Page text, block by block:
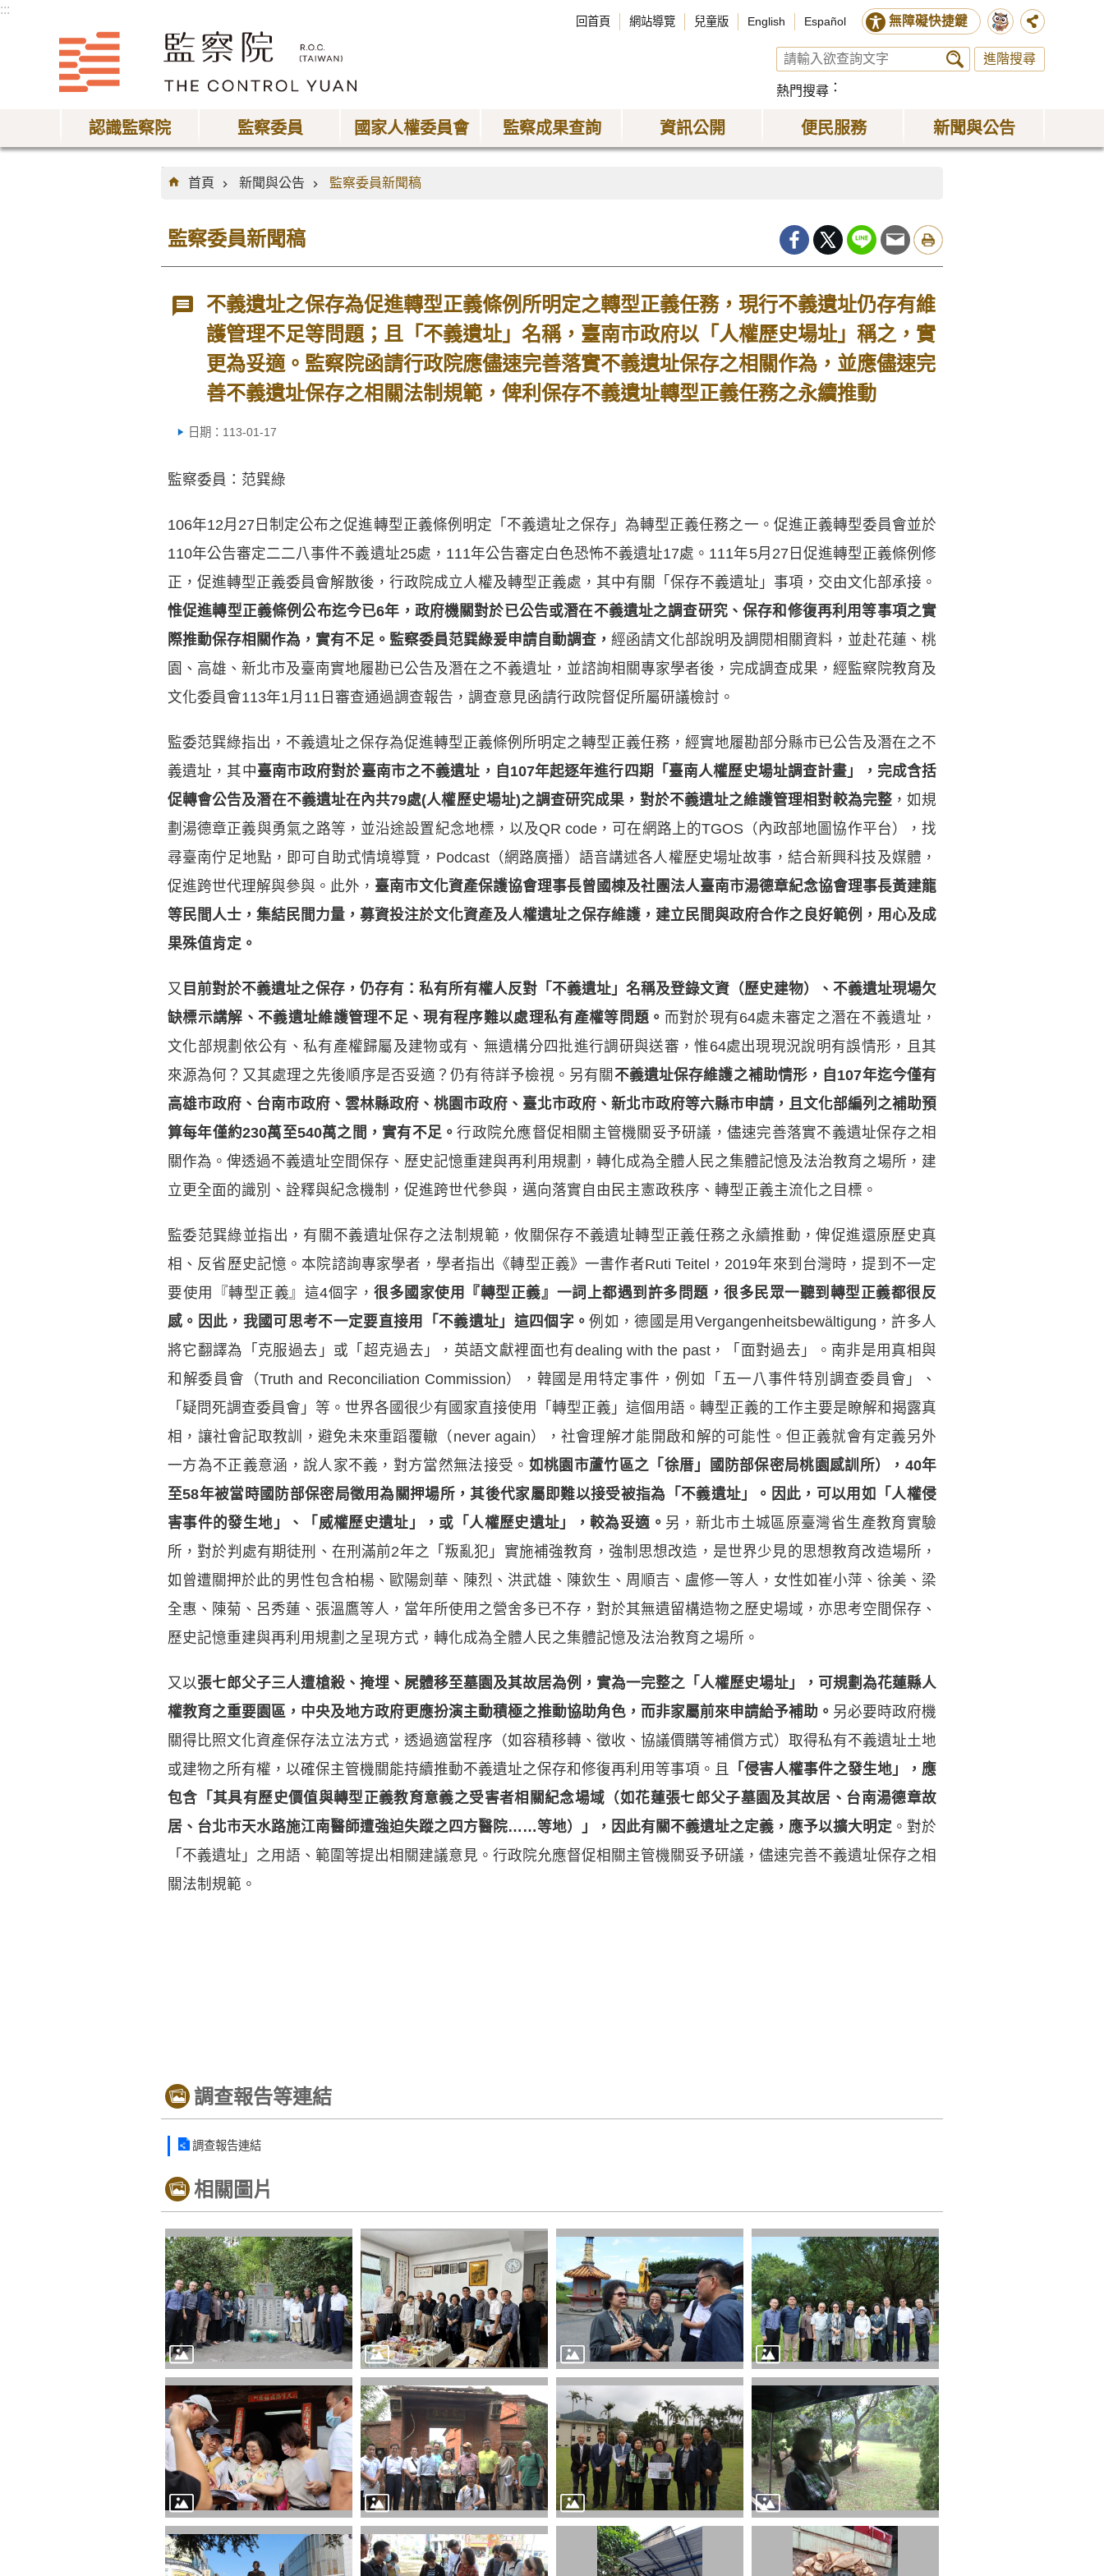
:::
回首頁 網站導覽 兒童版 English Español 無障礙快捷鍵
進階搜尋
熱門搜尋
認識監察院 監察委員 國家人權委員會 監察成果查詢 資訊公開 便民服務 新聞與公告
:::
首頁
新聞與公告 監察委員新聞稿
監察委員新聞稿
不義遺址之保存為促進轉型正義條例所明定之轉型正義任務，現行不義遺址仍存有維
護管理不足等問題；且「不義遺址」名稱，臺南市政府以「人權歷史場址」稱之，實
更為妥適。監察院函請行政院應儘速完善落實不義遺址保存之相關作為，並應儘速完
善不義遺址保存之相關法制規範，俾利保存不義遺址轉型正義任務之永續推動
日期：113-01-17
監察委員：范巽綠
106年12月27日制定公布之促進轉型正義條例明定「不義遺址之保存」為轉型正義任務之一。促進正義轉型委員會並於
110年公告審定二二八事件不義遺址25處，111年公告審定白色恐怖不義遺址17處。111年5月27日促進轉型正義條例修
正，促進轉型正義委員會解散後，行政院成立人權及轉型正義處，其中有關「保存不義遺址」事項，交由文化部承接。
惟促進轉型正義條例公布迄今已6年，政府機關對於已公告或潛在不義遺址之調查研究、保存和修復再利用等事項之實
際推動保存相關作為，實有不足。監察委員范巽綠爰申請自動調查， 經函請文化部說明及調閱相關資料，並赴花蓮、桃
園、高雄、新北市及臺南實地履勘已公告及潛在之不義遺址，並諮詢相關專家學者後，完成調查成果，經監察院教育及
文化委員會113年1月11日審查通過調查報告，調查意見函請行政院督促所屬研議檢討。
監委范巽綠指出，不義遺址之保存為促進轉型正義條例所明定之轉型正義任務，經實地履勘部分縣市已公告及潛在之不
義遺址，其中臺南市政府對於臺南市之不義遺址，自107年起逐年進行四期「臺南人權歷史場址調查計畫」，完成含括
促轉會公告及潛在不義遺址在內共79處(人權歷史場址)之調查研究成果，對於不義遺址之維護管理相對較為完整，如規
劃湯德章正義與勇氣之路等，並沿途設置紀念地標，以及QR code，可在網路上的TGOS（內政部地圖協作平台），找
尋臺南佇足地點，即可自助式情境導覽，Podcast（網路廣播）語音講述各人權歷史場址故事，結合新興科技及媒體，
促進跨世代理解與參與。此外， 臺南市文化資產保護協會理事長曾國棟及社團法人臺南市湯德章紀念協會理事長黃建龍
等民間人士，集結民間力量，募資投注於文化資產及人權遺址之保存維護，建立民間與政府合作之良好範例，用心及成
果殊值肯定。
又 目前對於不義遺址之保存，仍存有：私有所有權人反對「不義遺址」名稱及登錄文資（歷史建物）、不義遺址現場欠
缺標示講解、不義遺址維護管理不足、現有程序難以處理私有產權等問題。 而對於現有64處未審定之潛在不義遺址，
文化部規劃依公有、私有產權歸屬及建物或有、無遺構分四批進行調研與送審，惟64處出現現況說明有誤情形，且其
來源為何？又其處理之先後順序是否妥適？仍有待詳予檢視。另有關 不義遺址保存維護之補助情形，自107年迄今僅有
高雄市政府、台南市政府、雲林縣政府、桃園市政府、臺北市政府、新北市政府等六縣市申請，且文化部編列之補助預
算每年僅約230萬至540萬之間，實有不足。行政院允應督促相關主管機關妥予研議，儘速完善落實不義遺址保存之相
關作為。俾透過不義遺址空間保存、歷史記憶重建與再利用規劃，轉化成為全體人民之集體記憶及法治教育之場所，建
立更全面的識別、詮釋與紀念機制，促進跨世代參與，邁向落實自由民主憲政秩序、轉型正義主流化之目標。
監委范巽綠並指出，有關不義遺址保存之法制規範，攸關保存不義遺址轉型正義任務之永續推動，俾促進還原歷史真
相、反省歷史記憶。本院諮詢專家學者，學者指出《轉型正義》一書作者Ruti Teitel，2019年來到台灣時，提到不一定
要使用『轉型正義』這4個字，很多國家使用『轉型正義』一詞上都遇到許多問題，很多民眾一聽到轉型正義都很反
感。因此，我國可思考不一定要直接用「不義遺址」這四個字。例如，德國是用Vergangenheitsbewältigung，許多人
將它翻譯為「克服過去」或「超克過去」，英語文獻裡面也有dealing with the past，「面對過去」。南非是用真相與
和解委員會（Truth and Reconciliation Commission），韓國是用特定事件，例如「五一八事件特別調查委員會」、
「疑問死調查委員會」等。世界各國很少有國家直接使用「轉型正義」這個用語。轉型正義的工作主要是瞭解和揭露真
相，讓社會記取教訓，避免未來重蹈覆轍（never again），社會理解才能開啟和解的可能性。但正義就會有定義另外
一方為不正義意涵，說人家不義，對方當然無法接受。 如桃園市蘆竹區之「徐厝」國防部保密局桃園感訓所），40年
至58年被當時國防部保密局徵用為關押場所，其後代家屬即難以接受被指為「不義遺址」。因此，可以用如「人權侵
害事件的發生地」、「威權歷史遺址」，或「人權歷史遺址」，較為妥適。 另，新北市土城區原臺灣省生產教育實驗
所，對於判處有期徒刑、在刑滿前2年之「叛亂犯」實施補強教育，強制思想改造，是世界少見的思想教育改造場所，
如曾遭關押於此的男性包含柏楊、歐陽劍華、陳烈、洪武雄、陳欽生、周順吉、盧修一等人，女性如崔小萍、徐美、梁
全惠、陳菊、呂秀蓮、張溫鷹等人，當年所使用之營舍多已不存，對於其無遺留構造物之歷史場域，亦思考空間保存、
歷史記憶重建與再利用規劃之呈現方式，轉化成為全體人民之集體記憶及法治教育之場所。
又以張七郎父子三人遭槍殺、掩埋、屍體移至墓園及其故居為例，實為一完整之「人權歷史場址」，可規劃為花蓮縣人
權教育之重要園區，中央及地方政府更應扮演主動積極之推動協助角色，而非家屬前來申請給予補助。 另必要時政府機
關得比照文化資產保存法立法方式，透過適當程序（如容積移轉、徵收、協議價購等補償方式）取得私有不義遺址土地
或建物之所有權，以確保主管機關能持續推動不義遺址之保存和修復再利用等事項。且
「侵害人權事件之發生地」，應
包含「其具有歷史價值與轉型正義教育意義之受害者相關紀念場域（如花蓮張七郎父子墓園及其故居、台南湯德章故
居、台北市天水路施江南醫師遭強迫失蹤之四方醫院……等地）」，因此有關不義遺址之定義，應予以擴大明定 。對於
「不義遺址」之用語、範圍等提出相關建議意見。行政院允應督促相關主管機關妥予研議，儘速完善不義遺址保存之相
關法制規範。
調查報告等連結
調查報告連結
相關圖片